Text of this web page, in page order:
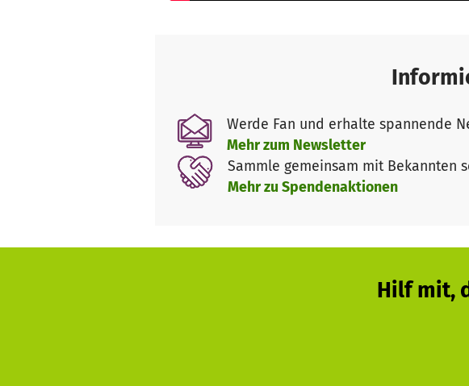
die gesamte Wohnung, Garagen,
Werde Fan und erhalte spannende
Mehr zum Newsletter
Sammle gemeinsam mit Bekannten
Mehr zu Spendenaktionen
Hilf mit,